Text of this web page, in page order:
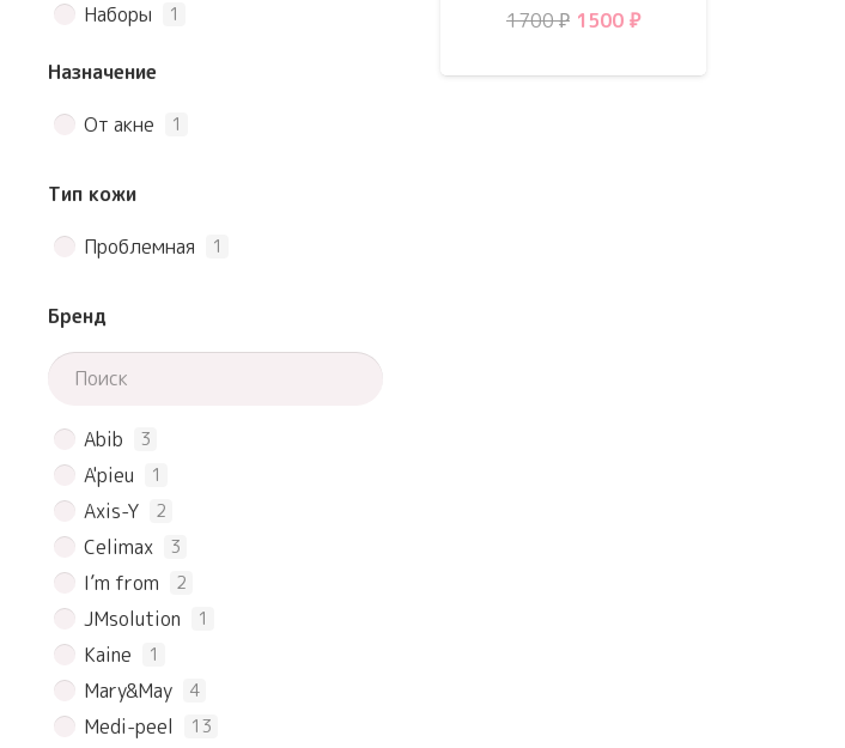
Наборы 1
Назначение
От акне
1
Тип кожи
Проблемная
1
Бренд
Abib 3
A'pieu 1
Axis-Y 2
Celimax 3
I’m from 2
JMsolution 1
Kaine 1
Mary&May 4
Medi-peel 13
1700₽ Первоначальная
1500 ₽Текущая